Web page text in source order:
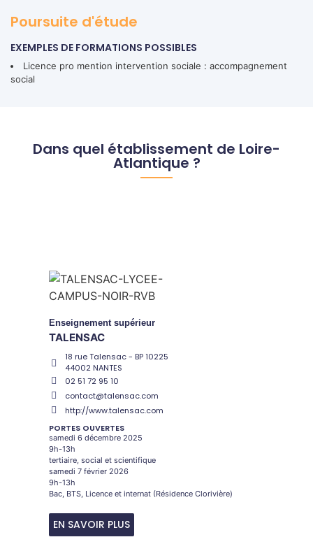
Poursuite d'étude
EXEMPLES DE FORMATIONS POSSIBLES
Licence pro mention intervention sociale : accompagnement
social
Dans quel établissement de Loire-
Atlantique ?
Enseignement supérieur
TALENSAC
18 rue Talensac - BP 10225
44002 NANTES
02 51 72 95 10
contact@talensac.com
http://www.talensac.com
PORTES OUVERTES
samedi 6 décembre 2025
9h-13h
tertiaire, social et scientifique
samedi 7 février 2026
9h-13h
Bac, BTS, Licence et internat (Résidence Clorivière)
EN SAVOIR PLUS